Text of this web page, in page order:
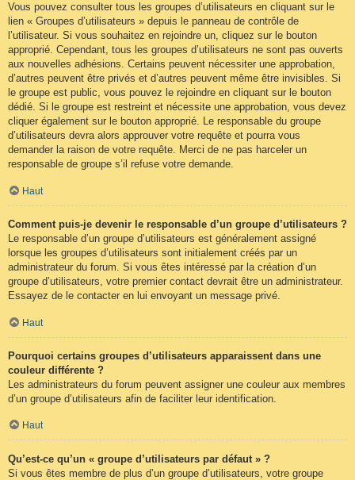
Vous pouvez consulter tous les groupes d’utilisateurs en cliquant sur le
lien « Groupes d’utilisateurs » depuis le panneau de contrôle de
l’utilisateur. Si vous souhaitez en rejoindre un, cliquez sur le bouton
approprié. Cependant, tous les groupes d’utilisateurs ne sont pas ouverts
aux nouvelles adhésions. Certains peuvent nécessiter une approbation,
d’autres peuvent être privés et d’autres peuvent même être invisibles. Si
le groupe est public, vous pouvez le rejoindre en cliquant sur le bouton
dédié. Si le groupe est restreint et nécessite une approbation, vous devez
cliquer également sur le bouton approprié. Le responsable du groupe
d’utilisateurs devra alors approuver votre requête et pourra vous
demander la raison de votre requête. Merci de ne pas harceler un
responsable de groupe s’il refuse votre demande.
Haut
Comment puis-je devenir le responsable d’un groupe d’utilisateurs ?
Le responsable d’un groupe d’utilisateurs est généralement assigné
lorsque les groupes d’utilisateurs sont initialement créés par un
administrateur du forum. Si vous êtes intéressé par la création d’un
groupe d’utilisateurs, votre premier contact devrait être un administrateur.
Essayez de le contacter en lui envoyant un message privé.
Haut
Pourquoi certains groupes d’utilisateurs apparaissent dans une
couleur différente ?
Les administrateurs du forum peuvent assigner une couleur aux membres
d’un groupe d’utilisateurs afin de faciliter leur identification.
Haut
Qu’est-ce qu’un « groupe d’utilisateurs par défaut » ?
Si vous êtes membre de plus d’un groupe d’utilisateurs, votre groupe